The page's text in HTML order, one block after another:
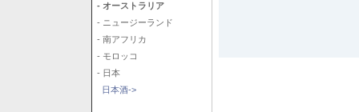
- オーストラリア
- ニュージーランド
- 南アフリカ
- モロッコ
- 日本
日本酒->